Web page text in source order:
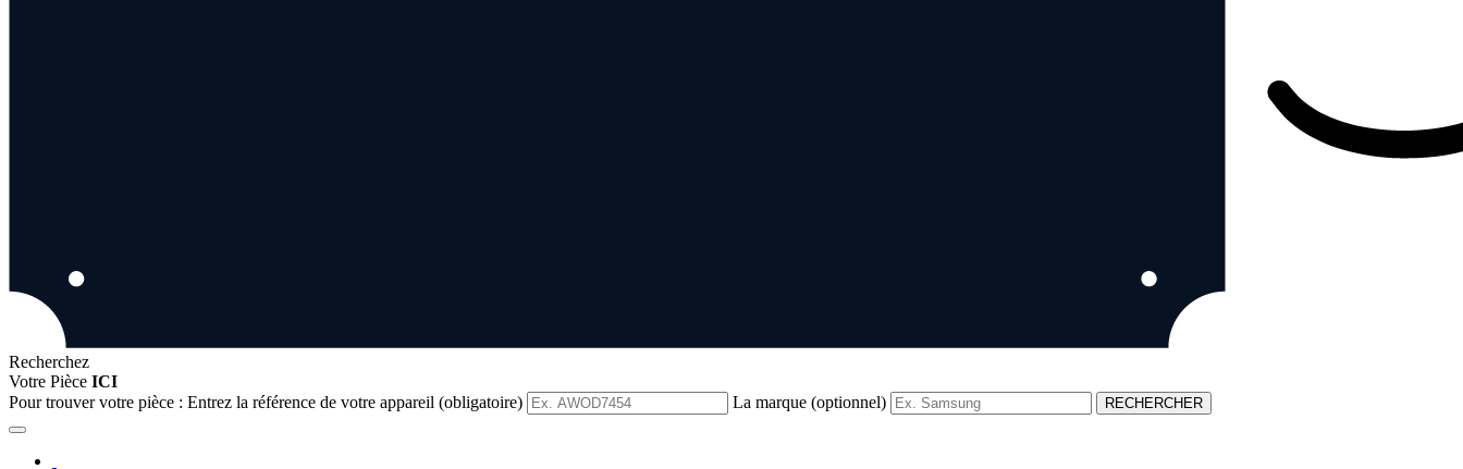
Recherchez
Votre Pièce ICI
Pour trouver votre pièce : Entrez la référence de votre appareil (obligatoire) La marque (optionnel) RECHERCHER